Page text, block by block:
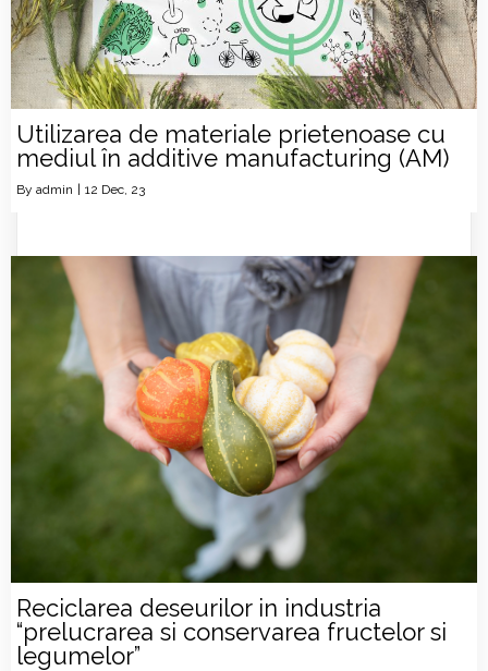
Utilizarea de materiale prietenoase cu
mediul în additive manufacturing (AM)
By admin 12 Dec, 23
Reciclarea deseurilor in industria
“prelucrarea si conservarea fructelor si
legumelor”